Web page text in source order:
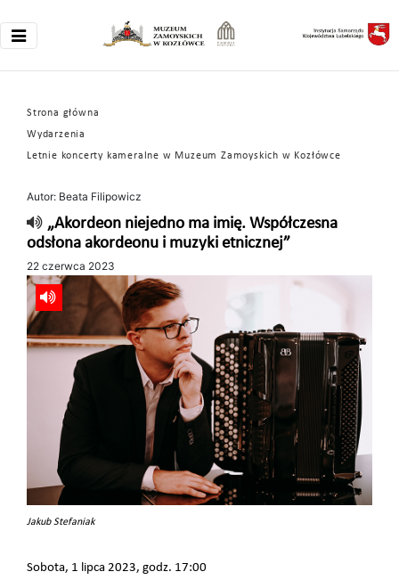
Strona główna
Wydarzenia
Letnie koncerty kameralne w Muzeum Zamoyskich w Kozłówce
Autor: Beata Filipowicz
„Akordeon niejedno ma imię. Współczesna
odsłona akordeonu i muzyki etnicznej”
22 czerwca 2023
Jakub Stefaniak
Sobota, 1 lipca 2023, godz. 17:00